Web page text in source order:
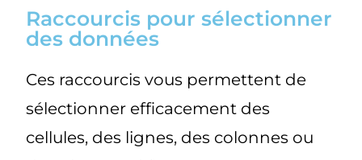
Raccourcis pour sélectionner
des données
Ces raccourcis vous permettent de
sélectionner efficacement des
cellules, des lignes, des colonnes ou